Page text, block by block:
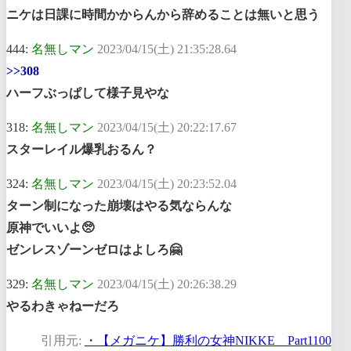
ニケは日課に時間かからんから辞めることは無いと思う
444: 名無しマン 2023/04/15(土) 21:35:28.64
>>308
ハーフぶっぱして様子見やな
318: 名無しマン 2023/04/15(土) 20:22:17.67
スターレイル爆乳おるん？
324: 名無しマン 2023/04/15(土) 20:23:52.04
ターン制になった崩壊はやる気ならんな
原神でいいよ🥺
ゼンレスゾーンゼロはよしろ🤗
329: 名無しマン 2023/04/15(土) 20:26:38.29
やるわきゃねーだろ
引用元: ・【メガニケ】勝利の女神NIKKE Part1100